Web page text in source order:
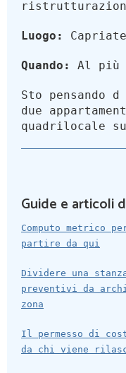
Luogo:
Quando: Al più
Sto pensando
due
quadrilocale
Guide e articoli
Computo metrico
partire da qui
Dividere una
preventivi da
zona
Il permesso di
da chi viene